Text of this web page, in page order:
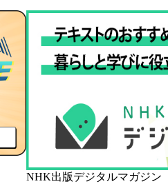
NHK出版デジタルマガジン